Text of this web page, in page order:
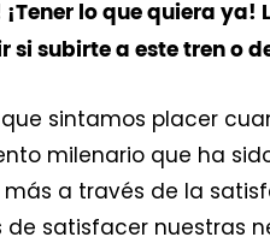
lo que quiera
si subirte a este tren o
sintamos placer
milenario que ha
a través de la
satisfacer nuestras